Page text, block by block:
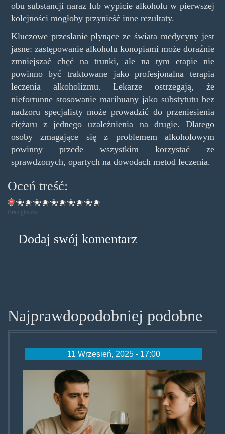
obu substancji naraz lub wypicie alkoholu w pierwszej
kolejności mogłoby przynieść inne rezultaty.
Kluczowe przesłanie płynące ze świata medycyny jest
jasne: zastępowanie alkoholu konopiami może doraźnie
zmniejszać chęć na trunki, ale na tym etapie nie
powinno być traktowane jako profesjonalna terapia
leczenia alkoholizmu. Lekarze ostrzegają, że
niefortunne stosowanie marihuany jako substytutu bez
nadzoru specjalisty może prowadzić do przeniesienia
ciężaru z jednego uzależnienia na drugie. Dlatego
osoby zmagające się z problemem alkoholowym
powinny przede wszystkim korzystać ze
sprawdzonych, opartych na dowodach metod leczenia.
Oceń treść:
Brak głosów
Dodaj swój komentarz
Najprawdopodobniej podobne
11 Wrzesień, 2025 - 17:00
wolnekonopiemjalko.png